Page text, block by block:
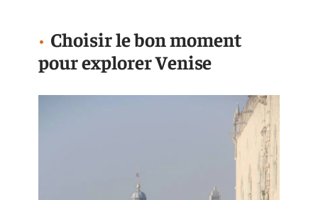
Choisir le bon moment
pour explorer Venise